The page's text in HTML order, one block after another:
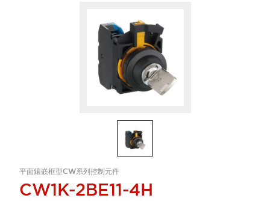
平面鑲嵌框型CW系列控制元件
CW1K-2BE11-4H